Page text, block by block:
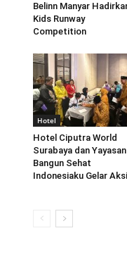
Belinn Manyar
Kids Runway
Competition
Hotel
Hotel Ciputra World
Surabaya dan Yayasan
Bangun Sehat
Indonesiaku Gelar